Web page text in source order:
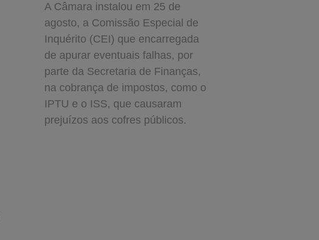
A Câmara instalou em 25 de
agosto, a Comissão Especial de
Inquérito (CEI) que encarregada
de apurar eventuais falhas, por
parte da Secretaria de Finanças,
na cobrança de impostos, como o
IPTU e o ISS, que causaram
prejuízos aos cofres públicos.